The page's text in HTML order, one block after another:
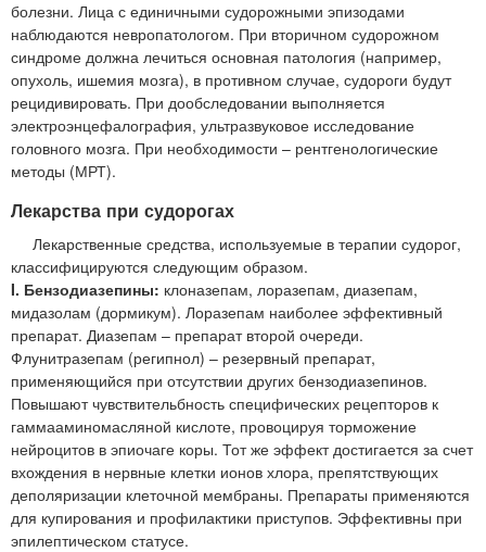
болезни. Лица с единичными судорожными эпизодами
наблюдаются невропатологом. При вторичном судорожном
синдроме должна лечиться основная патология (например,
опухоль, ишемия мозга), в противном случае, судороги будут
рецидивировать. При дообследовании выполняется
электроэнцефалография, ультразвуковое исследование
головного мозга. При необходимости – рентгенологические
методы (МРТ).
Лекарства при судорогах
Лекарственные средства, используемые в терапии судорог,
классифицируются следующим образом.
I. Бензодиазепины: клоназепам, лоразепам, диазепам,
мидазолам (дормикум). Лоразепам наиболее эффективный
препарат. Диазепам – препарат второй очереди.
Флунитразепам (регипнол) – резервный препарат,
применяющийся при отсутствии других бензодиазепинов.
Повышают чувствительбность специфических рецепторов к
гаммааминомасляной кислоте, провоцируя торможение
нейроцитов в эпиочаге коры. Тот же эффект достигается за счет
вхождения в нервные клетки ионов хлора, препятствующих
деполяризации клеточной мембраны. Препараты применяются
для купирования и профилактики приступов. Эффективны при
эпилептическом статусе.